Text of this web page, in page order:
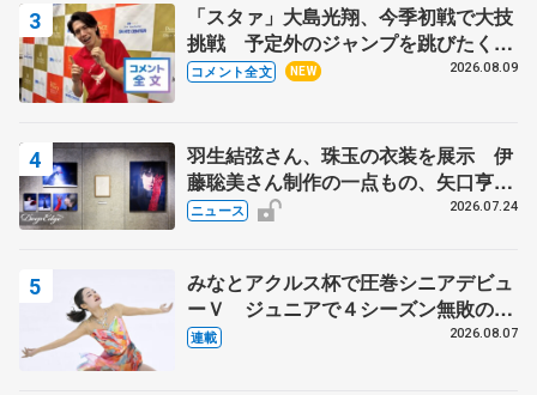
「スタァ」大島光翔、今季初戦で大技
挑戦 予定外のジャンプを跳びたくな
った理由とは… 【関東サマートロフ
コメント全文 NEW 2026.08.09
羽生結弦さん、珠玉の衣装を展示 伊
藤聡美さん制作の一点もの、矢口亨さ
んが撮影
ニュース 2026.07.24
みなとアクルス杯で圧巻シニアデビュ
ーＶ ジュニアで４シーズン無敗の島
田麻央
連載 2026.08.07